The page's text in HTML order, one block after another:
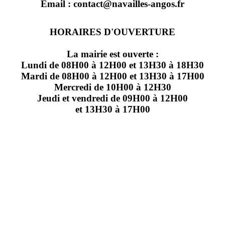
Email : contact@navailles-angos.fr
HORAIRES D'OUVERTURE
La mairie est ouverte :
Lundi de 08H00 à 12H00 et 13H30 à 18H30
Mardi de 08H00 à 12H00 et 13H30 à 17H00
Mercredi de 10H00 à 12H30
Jeudi et vendredi de 09H00 à 12H00
et 13H30 à 17H00